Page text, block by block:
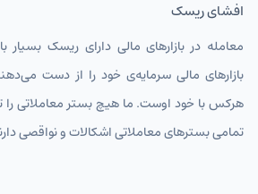
افشای ریسک
معامله در بازارهای مالی دارای ریسک بسیار
بازارهای مالی سرمایه‌ی خود را از دست
هرکس با خود اوست. ما هیچ بستر معاملاتی را
تمامی بسترهای معاملاتی اشکالات و نواقصی